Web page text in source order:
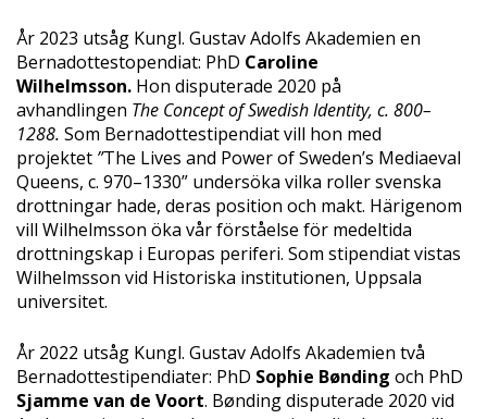
År 2023 utsåg Kungl. Gustav Adolfs Akademien en
Bernadottestopendiat: PhD Caroline
Wilhelmsson. Hon disputerade 2020 på
avhandlingen The Concept of Swedish Identity, c. 800–
1288. Som Bernadottestipendiat vill hon med
projektet ”The Lives and Power of Sweden’s Mediaeval
Queens, c. 970–1330” undersöka vilka roller svenska
drottningar hade, deras position och makt. Härigenom
vill Wilhelmsson öka vår förståelse för medeltida
drottningskap i Europas periferi. Som stipendiat vistas
Wilhelmsson vid Historiska institutionen, Uppsala
universitet.
År 2022 utsåg Kungl. Gustav Adolfs Akademien två
Bernadottestipendiater: PhD Sophie Bønding och PhD
Sjamme van de Voort. Bønding disputerade 2020 vid